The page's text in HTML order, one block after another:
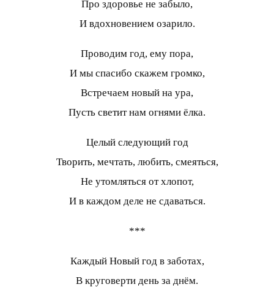
Про здоровье не забыло,
И вдохновением озарило.
Проводим год, ему пора,
И мы спасибо скажем громко,
Встречаем новый на ура,
Пусть светит нам огнями ёлка.
Целый следующий год
Творить, мечтать, любить, смеяться,
Не утомляться от хлопот,
И в каждом деле не сдаваться.
***
Каждый Новый год в заботах,
В круговерти день за днём.